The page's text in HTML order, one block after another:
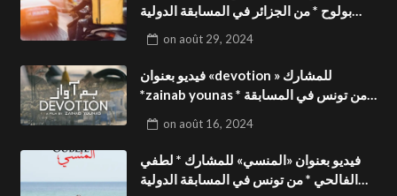
بولوح * من الجزائر في المسابقة الدولية
بالمهرجان الدولي للفيدوهات
on août 29, 2024
فيديو بعنوان «devotion » للمشارك
*zainab younas * من تونس في المسابقة
التوعوية Season 4 FIVS
on août 16, 2024
فيديو بعنوان «المنسي» للمشارك * لطفي
الفالحي * من تونس في المسابقة الدولية